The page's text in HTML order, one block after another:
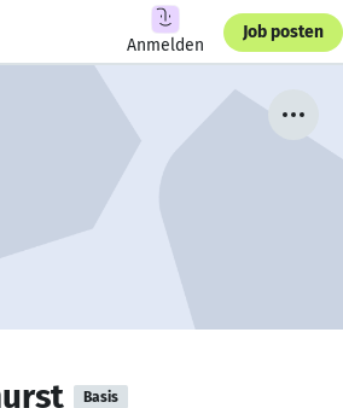
Anmelden
Job posten
Basis